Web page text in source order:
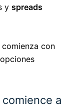
y spreads
con
a